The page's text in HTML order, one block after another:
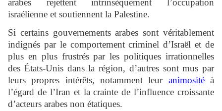
arabes rejettent intrinsèquement l’occupation
israélienne et soutiennent la Palestine.
Si certains gouvernements arabes sont véritablement
indignés par le comportement criminel d’Israël et de
plus en plus frustrés par les politiques irrationnelles
des États-Unis dans la région, d’autres sont mus par
leurs propres intérêts, notamment leur animositéà
l’égard de l’Iran et la crainte de l’influence croissante
d’acteurs arabes non étatiques.